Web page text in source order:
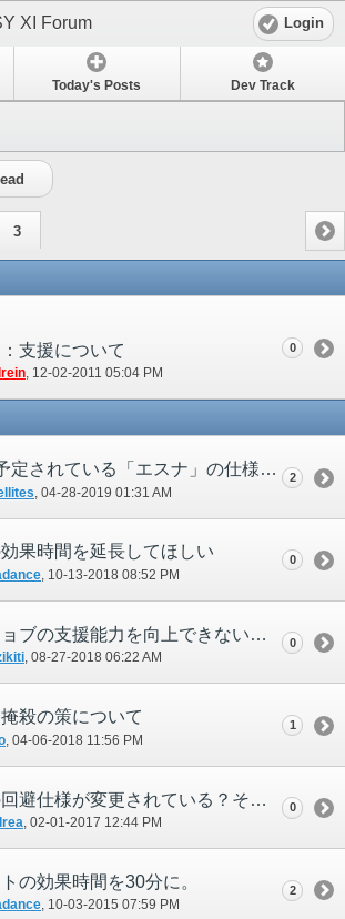
XI Forum Login
Today's Posts Dev Track
3
支援について
‎, 12-02-2011 05:04 PM
0
5月ＶＵで予定されている「エスナ」の仕様変更について
‎, 04-28-2019 01:31 AM
2
果時間を延長してほしい
‎, 10-13-2018 08:52 PM
0
サポートジョブの支援能力を向上できないか
‎, 08-27-2018 06:22 AM
0
殺の策について
‎, 04-06-2018 11:56 PM
1
ブリンクの回避仕様が変更されている？それとも不具合？
‎, 02-01-2017 12:44 PM
0
の効果時間を30分に。
‎, 10-03-2015 07:59 PM
2